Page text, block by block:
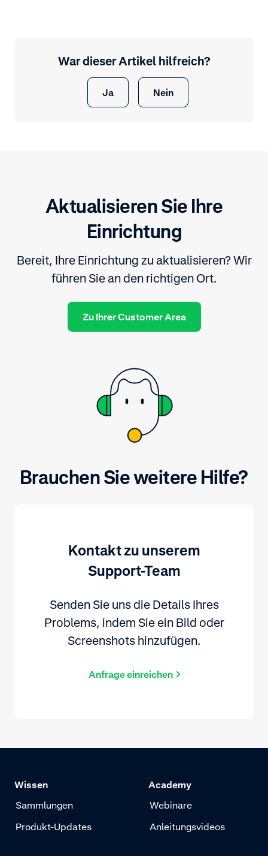
War dieser Artikel hilfreich?
Ja Nein
Aktualisieren Sie Ihre
Einrichtung
Bereit, Ihre Einrichtung zu aktualisieren? Wir
führen Sie an den richtigen Ort.
Zu Ihrer Customer Area
Brauchen Sie weitere Hilfe?
Kontakt zu unserem
Support-Team
Senden Sie uns die Details Ihres
Problems, indem Sie ein Bild oder
Screenshots hinzufügen.
Anfrage einreichen
Wissen
Sammlungen
Produkt-Updates
Academy
Webinare
Anleitungsvideos